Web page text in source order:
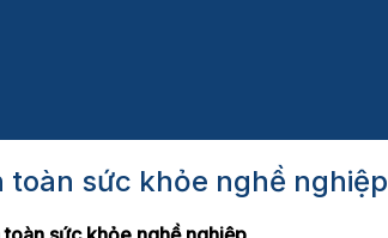
toàn sức khỏe nghề nghiệp